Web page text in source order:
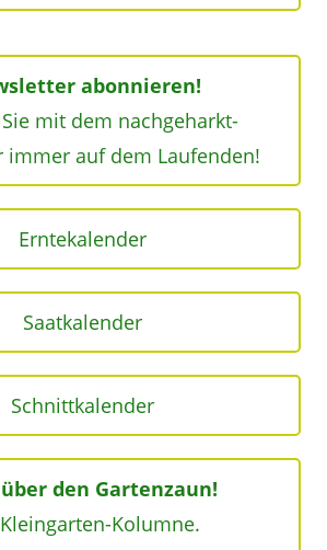
abonnieren!
mit dem nachgeharkt-
immer auf dem Laufenden!
Erntekalender
Saatkalender
Schnittkalender
den Gartenzaun!
Kolumne.